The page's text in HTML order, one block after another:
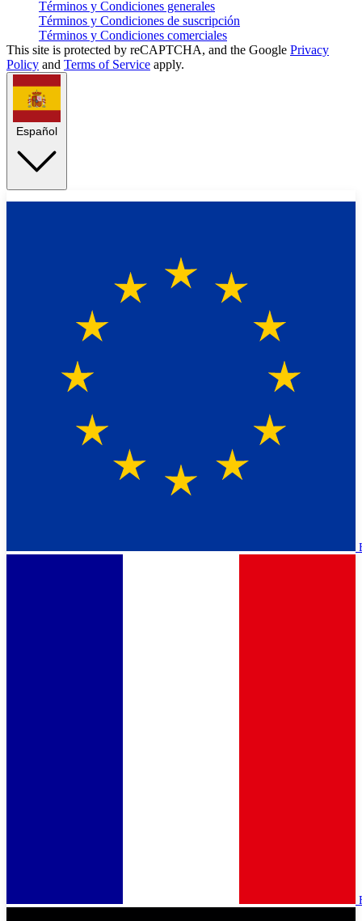
Términos y Condiciones generales
Términos y Condiciones de suscripción
Términos y Condiciones comerciales
This site is protected by reCAPTCHA, and the Google Privacy
Policy and Terms of Service apply.
Español